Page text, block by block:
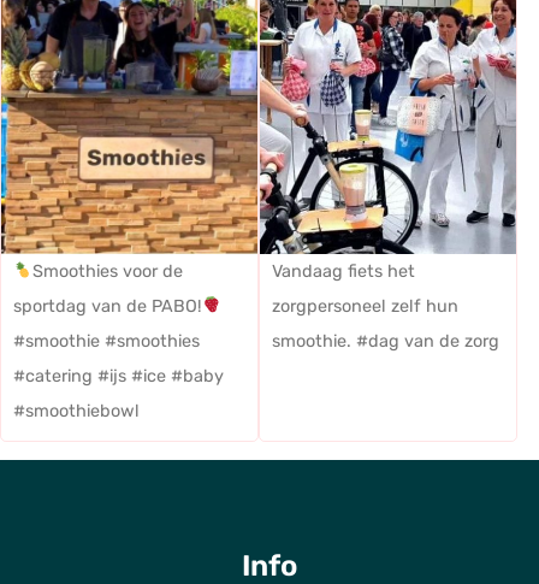
Smoothies voor de
sportdag van de PABO!
#smoothie #smoothies
#catering #ijs #ice #baby
#smoothiebowl
Vandaag fiets het
zorgpersoneel zelf hun
smoothie. #dag van de zorg
Info